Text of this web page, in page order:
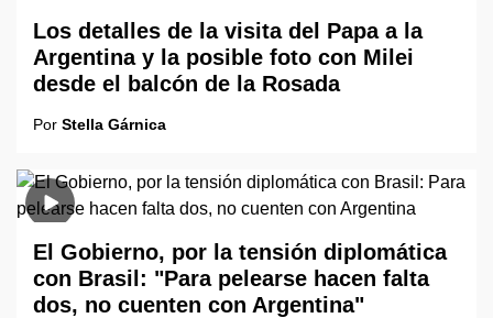
Los detalles de la visita del Papa a la
Argentina y la posible foto con Milei
desde el balcón de la Rosada
Por Stella Gárnica
El Gobierno, por la tensión diplomática
con Brasil: "Para pelearse hacen falta
dos, no cuenten con Argentina"